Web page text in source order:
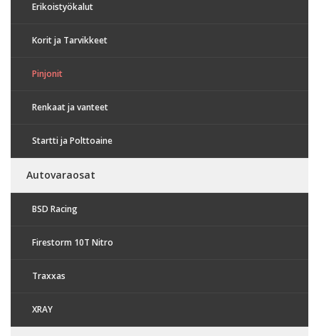
Erikoistyökalut
Korit ja Tarvikkeet
Pinjonit
Renkaat ja vanteet
Startti ja Polttoaine
Autovaraosat
BSD Racing
Firestorm 10T Nitro
Traxxas
XRAY